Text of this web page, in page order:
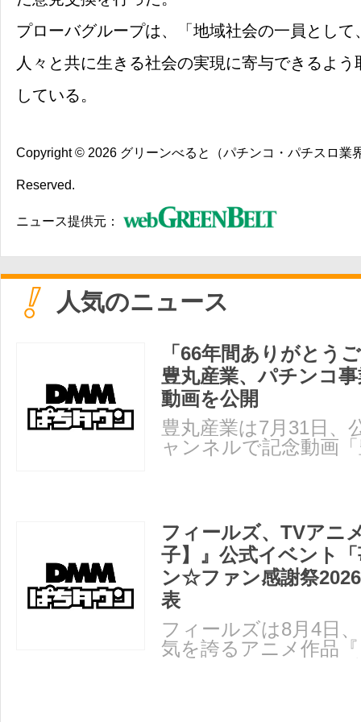
プローバグループは、「地域社会の一員として
人々と共に生きる社会の実現に寄与できるよ
している。
Copyright © 2026 グリーンべると（パチンコ・パチスロ業
Reserved.
ニュース提供元：
人気のニュース
「66年間ありがとう
豊丸産業、パチンコ
動画を公開
豊丸産業は7月31日、
ャンネルで記念動画
フィールズ、TVアニ
子】』公式イベント
ン☆ファン感謝祭
表
フィールズは8月4日
気を誇るアニメ作品